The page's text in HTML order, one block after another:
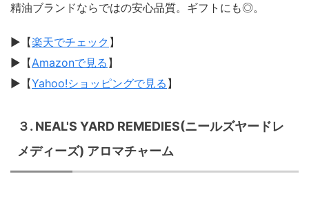
精油ブランドならではの安心品質。ギフトにも◎。
▶︎【楽天でチェック 】
▶︎【Amazonで見る 】
▶︎【Yahoo!ショッピングで見る 】
３. NEAL'S YARD REMEDIES(ニールズヤードレ
メディーズ) アロマチャーム